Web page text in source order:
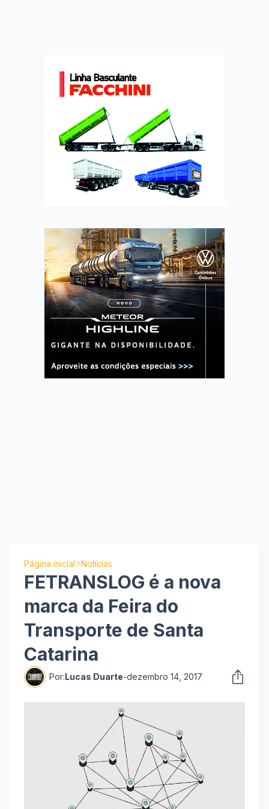
Página inicial Notícias
FETRANSLOG é a nova
marca da Feira do
Transporte de Santa
Catarina
Por:Lucas Duarte-dezembro 14, 2017